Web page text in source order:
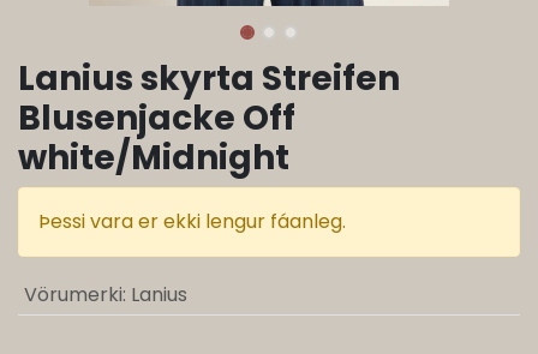
Lanius skyrta Streifen
Blusenjacke Off
white/Midnight
Þessi vara er ekki lengur fáanleg.
Vörumerki: Lanius